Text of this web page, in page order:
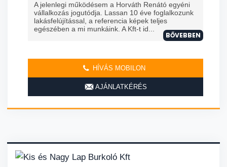
A jelenlegi működésem a Horváth Renátó egyéni
vállalkozás jogutódja. Lassan 10 éve foglalkozunk
lakásfelújítással, a referencia képek teljes
egészében a mi munkáink. A Kft-t id...
BŐVEBBEN
HÍVÁS MOBILON
AJÁNLATKÉRÉS